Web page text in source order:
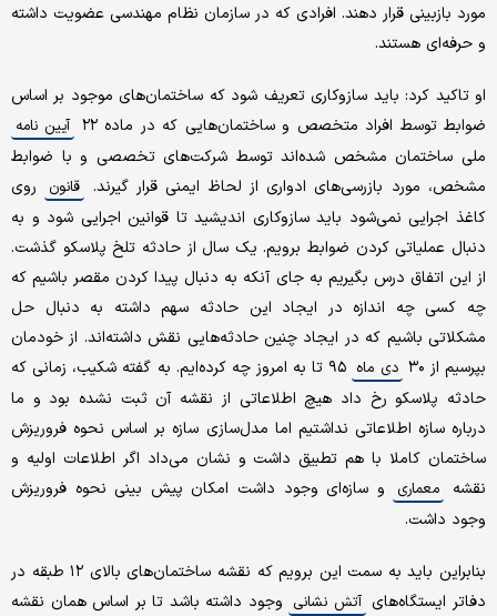
مورد بازبینی قرار دهند. افرادی که در سازمان نظام مهندسی عضویت داشته
و حرفه‌ای هستند.
او تاکید کرد: باید سازوکاری تعریف شود که ساختمان‌های موجود بر اساس
ضوابط توسط افراد متخصص و ساختمان‌هایی که در ماده ۲۲
آیین نامه
ملی ساختمان مشخص شده‌اند توسط شرکت‌های تخصصی و با ضوابط
مشخص، مورد بازرسی‌های ادواری از لحاظ ایمنی قرار گیرند. قانون
روی
کاغذ اجرایی نمی‌شود باید سازوکاری اندیشید تا قوانین اجرایی شود و به
دنبال عملیاتی کردن ضوابط برویم. یک سال از حادثه تلخ پلاسکو گذشت.
از این اتفاق درس بگیریم به جای آنکه به دنبال پیدا کردن مقصر باشیم که
چه کسی چه اندازه در ایجاد این حادثه سهم داشته به دنبال حل
مشکلاتی باشیم که در ایجاد چنین حادثه‌هایی نقش داشته‌اند. از خودمان
بپرسیم از ۳۰
دی ماه
۹۵ تا به امروز چه کرده‌ایم. به گفته شکیب، زمانی که
حادثه پلاسکو رخ داد هیچ اطلاعاتی از نقشه آن ثبت نشده بود و ما
درباره سازه اطلاعاتی نداشتیم اما مدل‌سازی سازه بر اساس نحوه فروریزش
ساختمان کاملا با هم تطبیق داشت و نشان می‌داد اگر اطلاعات اولیه و
نقشه
معماری
و سازه‌ای وجود داشت امکان پیش بینی نحوه فروریزش
وجود داشت.
بنابراین باید به سمت این برویم که نقشه ساختمان‌های بالای ۱۲ طبقه در
دفاتر ایستگاه‌های آتش نشانی وجود داشته باشد تا بر اساس همان نقشه